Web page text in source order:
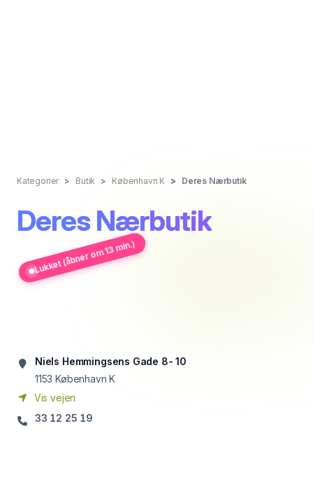
Kategorier Butik København K Deres Nærbutik
Deres Nærbutik
Lukket (åbner om 13 min.)
Niels Hemmingsens Gade 8- 10
1153 København K
Vis vejen
33 12 25 19